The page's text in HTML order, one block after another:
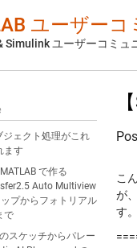
ユーザーコ
Simulink ユーザーコミュ
ジェクト処理がこれ
ます
で作る
Auto Multiview
プからフォトリアル
で
スケッチからパレー
こ
が
す。